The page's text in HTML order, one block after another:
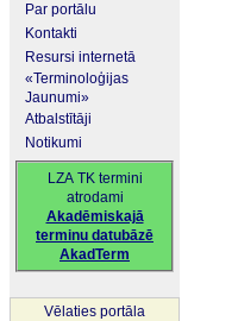
Par portālu
Kontakti
Resursi internetā
«Terminoloģijas
Jaunumi»
Atbalstītāji
Notikumi
LZA TK termini
atrodami
Akadēmiskajā
terminu datubāzē
AkadTerm
Vēlaties portāla